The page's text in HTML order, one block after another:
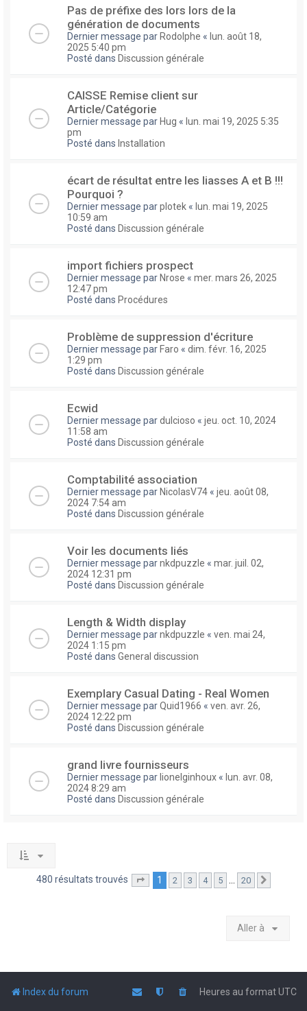
Pas de préfixe des lors lors de la
génération de documents
Dernier message par Rodolphe « lun. août 18,
2025 5:40 pm
Posté dans Discussion générale
CAISSE Remise client sur
Article/Catégorie
Dernier message par Hug « lun. mai 19, 2025 5:35
pm
Posté dans Installation
écart de résultat entre les liasses A et B !!!
Pourquoi ?
Dernier message parplotek « lun. mai 19, 2025
10:59 am
Posté dans Discussion générale
import fichiers prospect
Dernier message par Nrose « mer. mars 26, 2025
12:47 pm
Posté dans Procédures
Problème de suppression d'écriture
Dernier message par Faro « dim. févr. 16, 2025
1:29 pm
Posté dans Discussion générale
Ecwid
Dernier message pardulcioso « jeu. oct. 10, 2024
11:58 am
Posté dans Discussion générale
Comptabilité association
Dernier message par NicolasV74 « jeu. août 08,
2024 7:54 am
Posté dans Discussion générale
Voir les documents liés
Dernier message parnkdpuzzle « mar. juil. 02,
2024 12:31 pm
Posté dans Discussion générale
Length & Width display
Dernier message parnkdpuzzle « ven. mai 24,
2024 1:15 pm
Posté dans General discussion
Exemplary Сasual Dating - Real Women
Dernier message parQuid1966 « ven. avr. 26,
2024 12:22 pm
Posté dans Discussion générale
grand livre fournisseurs
Dernier message par lionelginhoux « lun. avr. 08,
2024 8:29 am
Posté dans Discussion générale
480 résultats trouvés Page sur20
1 2 3 4 5 … 20
Aller à
Index du forum Heures au formatUTC